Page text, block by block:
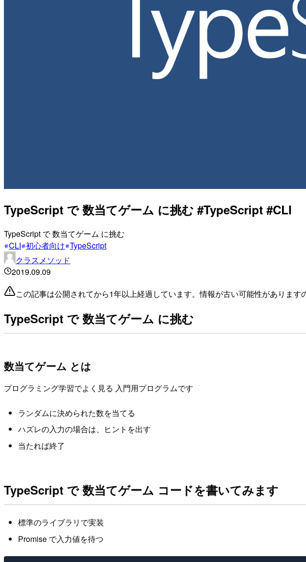
TypeScript で 数当てゲーム に挑む #TypeScript #CLI
TypeScript で 数当てゲーム に挑む
CLI 初心者向け TypeScript
クラスメソッド
2019.09.09
この記事は公開されてから1年以上経過しています。情報が古い可能性があります
TypeScript で 数当てゲーム に挑む
数当てゲーム とは
プログラミング学習でよく見る 入門用プログラムです
ランダムに決められた数を当てる
ハズレの入力の場合は、ヒントを出す
当たれば終了
TypeScript で 数当てゲーム コードを書いてみます
標準のライブラリで実装
Promise で入力値を待つ